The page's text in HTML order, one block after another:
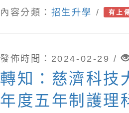
制特色招生甄選
內容分類： 招生升學 / 有上
發佈時間：2024-02-29 /
轉知：慈濟科技
年度五年制護理